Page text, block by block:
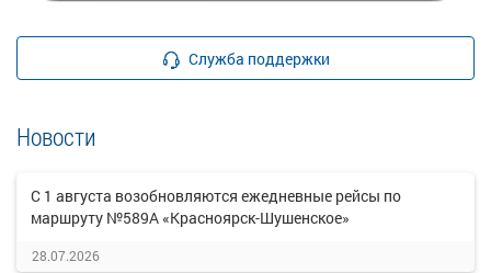
Служба поддержки
Новости
С 1 августа возобновляются ежедневные рейсы по
маршруту №589А «Красноярск-Шушенское»
28.07.2026